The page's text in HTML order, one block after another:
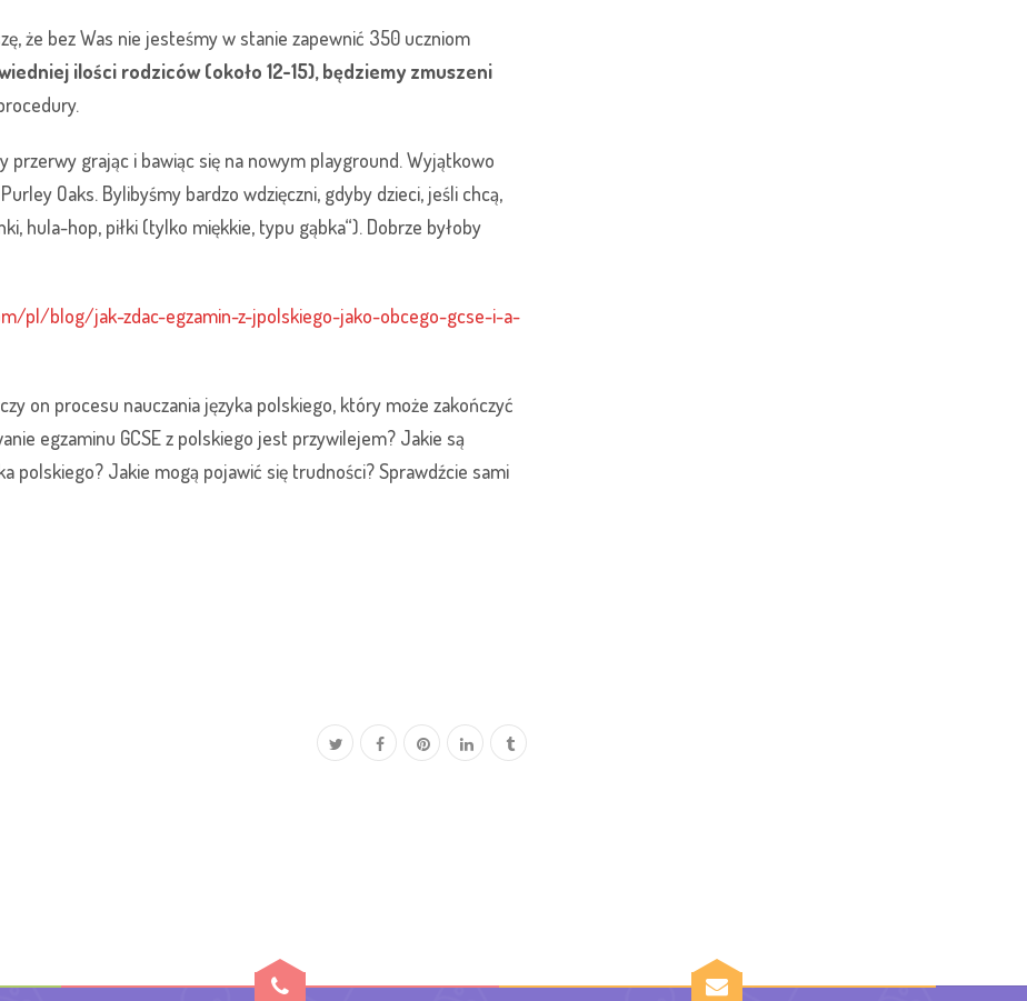
że bez Was nie jesteśmy w stanie zapewnić 350 uczniom
ilości rodziców (około 12-15), będziemy zmuszeni
przerwy grając i bawiąc się na nowym playground. Wyjątkowo
Oaks. Bylibyśmy bardzo wdzięczni, gdyby dzieci, jeśli chcą,
hula-hop, piłki (tylko miękkie, typu gąbka“). Dobrze byłoby
pl/blog/jak-zdac-egzamin-z-jpolskiego-jako-obcego-gcse-i-a-
on procesu nauczania języka polskiego, który może zakończyć
egzaminu GCSE z polskiego jest przywilejem? Jakie są
polskiego? Jakie mogą pojawić się trudności? Sprawdźcie sami